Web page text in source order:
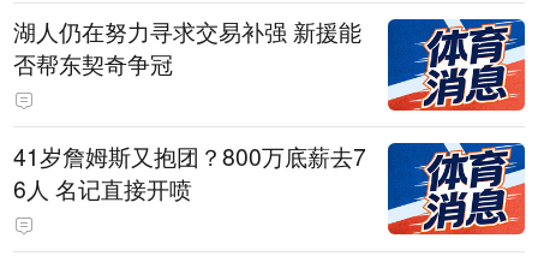
湖人仍在努力寻求交易补强 新援能
否帮东契奇争冠
41岁詹姆斯又抱团？800万底薪去7
6人 名记直接开喷